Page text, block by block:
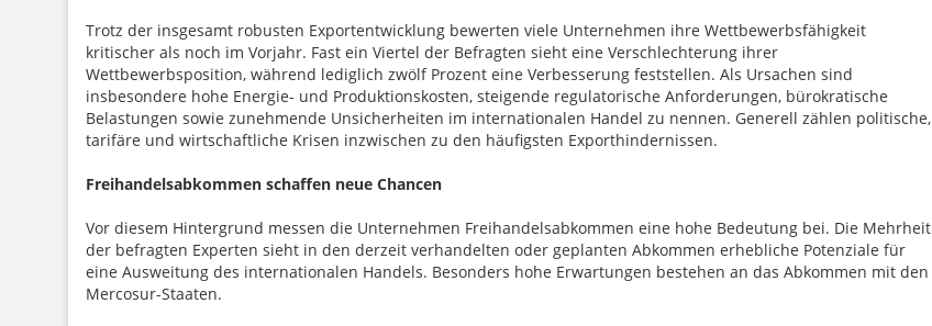
Trotz der insgesamt robusten Exportentwicklung bewerten viele Unternehmen ihre Wettbewerbsfähigkeit
kritischer als noch im Vorjahr. Fast ein Viertel der Befragten sieht eine Verschlechterung ihrer
Wettbewerbsposition, während lediglich zwölf Prozent eine Verbesserung feststellen. Als Ursachen sind
insbesondere hohe Energie- und Produktionskosten, steigende regulatorische Anforderungen, bürokratische
Belastungen sowie zunehmende Unsicherheiten im internationalen Handel zu nennen. Generell zählen politische,
tarifäre und wirtschaftliche Krisen inzwischen zu den häufigsten Exporthindernissen.
Freihandelsabkommen schaffen neue Chancen
Vor diesem Hintergrund messen die Unternehmen Freihandelsabkommen eine hohe Bedeutung bei. Die Mehrheit
der befragten Experten sieht in den derzeit verhandelten oder geplanten Abkommen erhebliche Potenziale für
eine Ausweitung des internationalen Handels. Besonders hohe Erwartungen bestehen an das Abkommen mit den
Mercosur-Staaten.